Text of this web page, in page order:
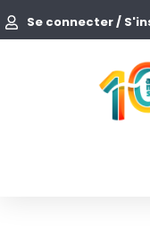
Se connecter /